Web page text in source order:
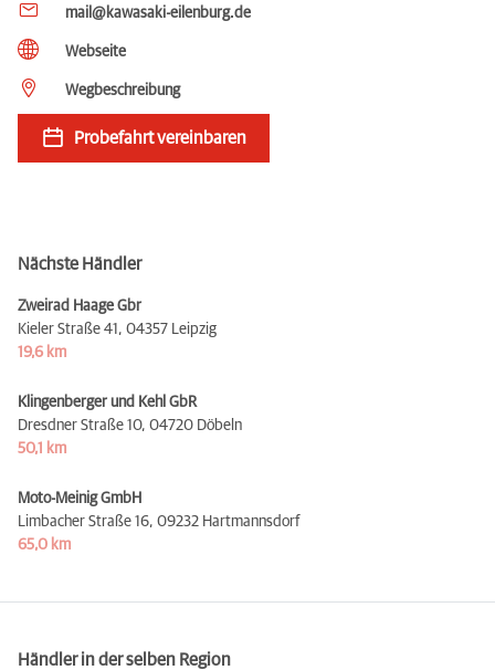
mail@kawasaki-eilenburg.de
Webseite
Wegbeschreibung
Probefahrt vereinbaren
Nächste Händler
Zweirad Haage Gbr
Kieler Straße 41, 04357 Leipzig
19,6 km
Klingenberger und Kehl GbR
Dresdner Straße 10, 04720 Döbeln
50,1 km
Moto-Meinig GmbH
Limbacher Straße 16, 09232 Hartmannsdorf
65,0 km
Händler in der selben Region